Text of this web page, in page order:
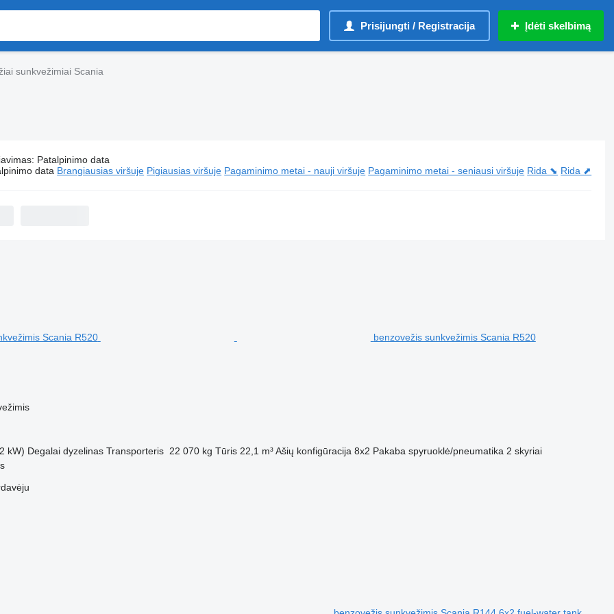
Prisijungti / Registracija Įdėti skelbimą
sunkvežimiai Scania
Benzovežiai sunkvežimiai Scania
: Patalpinimo data
data Brangiausias viršuje Pigiausias viršuje Pagaminimo metai - nauji viršuje Pagaminimo metai - seniausi viršuje Rida ⬊ Rida ⬈
benzovežis sunkvežimis Scania R520
kW) Degalai dyzelinas Transporteris 22 070 kg Tūris 22,1 m³ Ašių konfigūracija 8x2 Pakaba spyruoklė/pneumatika 2 skyriai